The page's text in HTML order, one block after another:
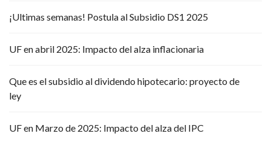
¡Ultimas semanas! Postula al Subsidio DS1 2025
UF en abril 2025: Impacto del alza inflacionaria
Que es el subsidio al dividendo hipotecario: proyecto de
ley
UF en Marzo de 2025: Impacto del alza del IPC